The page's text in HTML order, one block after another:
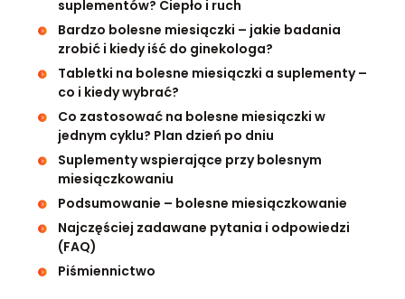
suplementów? Ciepło i ruch
Bardzo bolesne miesiączki – jakie badania
zrobić i kiedy iść do ginekologa?
Tabletki na bolesne miesiączki a suplementy –
co i kiedy wybrać?
Co zastosować na bolesne miesiączki w
jednym cyklu? Plan dzień po dniu
Suplementy wspierające przy bolesnym
miesiączkowaniu
Podsumowanie – bolesne miesiączkowanie
Najczęściej zadawane pytania i odpowiedzi
(FAQ)
Piśmiennictwo